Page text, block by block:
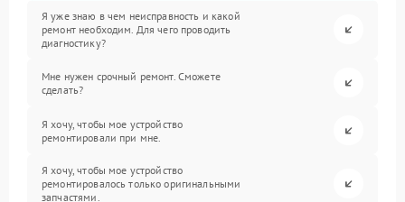
Я уже знаю в чем неисправность и какой
ремонт необходим. Для чего проводить
диагностику?
Мне нужен срочный ремонт. Сможете
сделать?
Я хочу, чтобы мое устройство
ремонтировали при мне.
Я хочу, чтобы мое устройство
ремонтировалось только оригинальными
запчастями.